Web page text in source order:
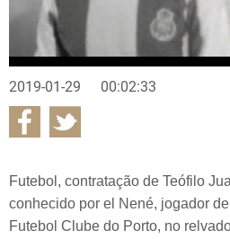
2019-01-29 00:02:33
Futebol, contratação de Teófilo
conhecido por el Nené, jogador
Futebol Clube do Porto, no